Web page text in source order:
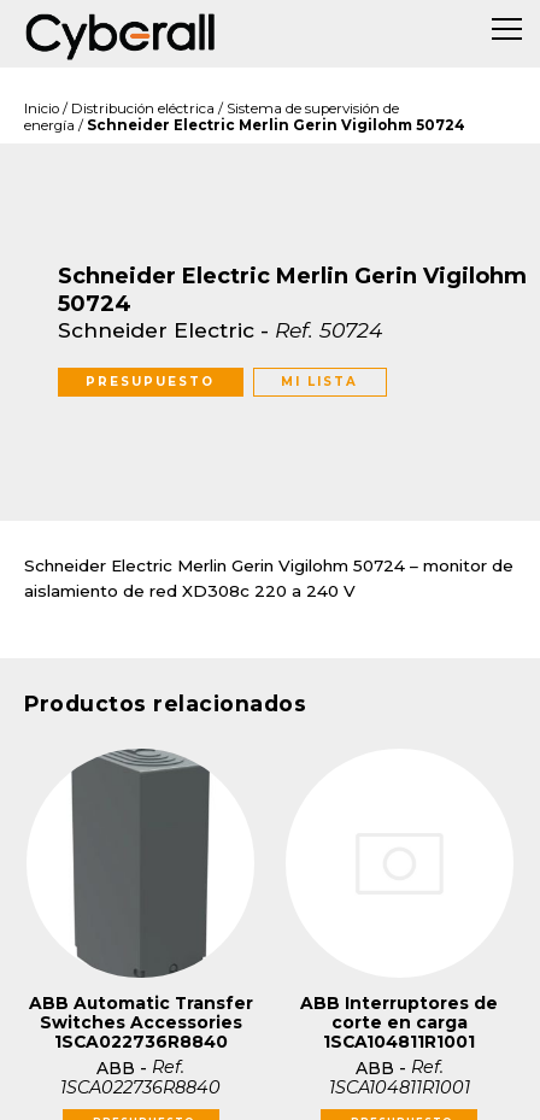
Inicio / Distribución eléctrica / Sistema de supervisión de
energía / Schneider Electric Merlin Gerin Vigilohm 50724
Schneider Electric Merlin Gerin Vigilohm
50724
Schneider Electric - Ref. 50724
PRESUPUESTO MI LISTA
Schneider Electric Merlin Gerin Vigilohm 50724 – monitor de
aislamiento de red XD308c 220 a 240 V
Productos relacionados
ABB Automatic Transfer
Switches Accessories
1SCA022736R8840
ABB - Ref.
1SCA022736R8840
ABB Interruptores de
corte en carga
1SCA104811R1001
ABB - Ref.
1SCA104811R1001